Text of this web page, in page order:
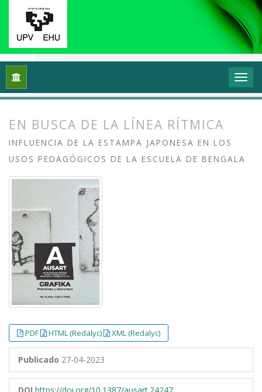
Inicio Vol. 11 Núm. 1 (2023): Grafika: Prácticas y
EN BUSCA DE LA LÍNEA RÍTMICA
INFLUENCIA DE LA ESTAMPA JAPONESA EN LOS
USOS PEDAGÓGICOS DE LA ESCUELA DE BENGALA
PDF HTML (Redalyc) XML (Redalyc)
Publicado 27-04-2023